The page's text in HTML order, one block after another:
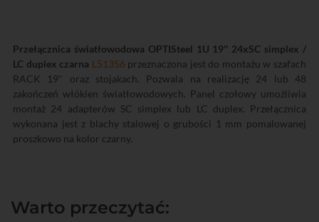
Przełącznica światłowodowa OPTISteel 1U 19'' 24xSC simplex /
LC duplex czarna L51356 przeznaczona jest do montażu w szafach
RACK 19" oraz stojakach. Pozwala na realizację 24 lub 48
zakończeń włókien światłowodowych. Panel czołowy umożliwia
montaż 24 adapterów SC simplex lub LC duplex. Przełącznica
wykonana jest z blachy stalowej o grubości 1 mm pomalowanej
proszkowo na kolor czarny.
Warto przeczytać: